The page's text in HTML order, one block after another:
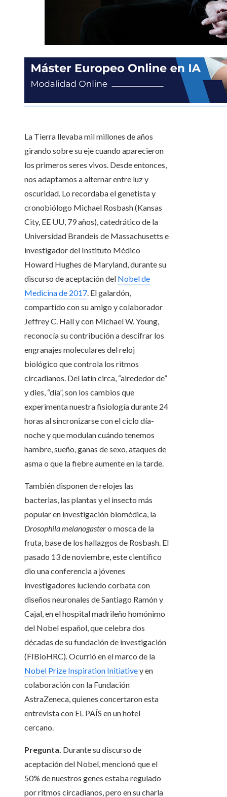
La Tierra llevaba mil millones de años
girando sobre su eje cuando aparecieron
los primeros seres vivos. Desde entonces,
nos adaptamos a alternar entre luz y
oscuridad. Lo recordaba el genetista y
cronobiólogo Michael Rosbash (Kansas
City, EE UU, 79 años), catedrático de la
Universidad Brandeis de Massachusetts e
investigador del Instituto Médico
Howard Hughes de Maryland, durante su
discurso de aceptación del Nobel de
Medicina de 2017. El galardón,
compartido con su amigo y colaborador
Jeffrey C. Hall y con Michael W. Young,
reconocía su contribución a descifrar los
engranajes moleculares del reloj
biológico que controla los ritmos
circadianos. Del latín circa, “alrededor de”
y dies, “día”, son los cambios que
experimenta nuestra fisiología durante 24
horas al sincronizarse con el ciclo día-
noche y que modulan cuándo tenemos
hambre, sueño, ganas de sexo, ataques de
asma o que la fiebre aumente en la tarde.
También disponen de relojes las
bacterias, las plantas y el insecto más
popular en investigación biomédica, la
Drosophila melanogastero mosca de la
fruta, base de los hallazgos de Rosbash. El
pasado 13 de noviembre, este científico
dio una conferencia a jóvenes
investigadores luciendo corbata con
diseños neuronales de Santiago Ramón y
Cajal, en el hospital madrileño homónimo
del Nobel español, que celebra dos
décadas de su fundación de investigación
(FIBioHRC). Ocurrió en el marco de la
Nobel Prize Inspiration Initiativey en
colaboración con la Fundación
AstraZeneca, quienes concertaron esta
entrevista con EL PAÍS en un hotel
cercano.
Pregunta. Durante su discurso de
aceptación del Nobel, mencionó que el
50% de nuestros genes estaba regulado
por ritmos circadianos, pero en su charla